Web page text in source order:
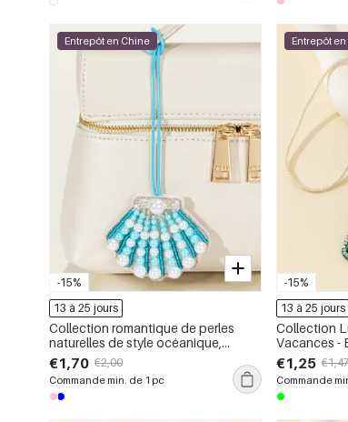
-15%
Entrepôt en Chine
13 à 25 jours
Collection romantique de perles
naturelles de style océanique,
couleurs mélangées, coquillage,
imitation perle, perles artificielles,
breloques pour sac
€1,70 €2,00
Commande min. de 1 pc
-15%
Entrepôt
13 à 25 jours
Collection
Vacances -
Plastique
€1,25
Commande